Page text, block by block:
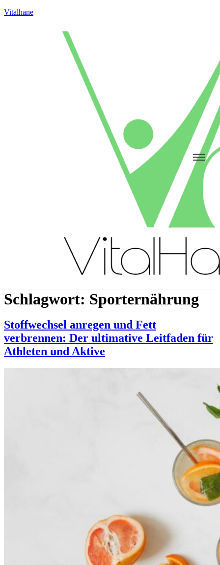
Vitalhane
Schlagwort: Sporternährung
Stoffwechsel anregen und Fett
verbrennen: Der ultimative Leitfaden für
Athleten und Aktive